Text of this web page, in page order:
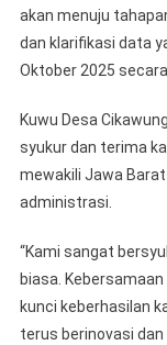
akan menuju
dan klarifikasi data
Oktober 2025
Kuwu Desa
syukur dan terima
mewakili Jawa
administrasi.
“Kami sangat
biasa.
kunci keberhasilan
terus berinovasi